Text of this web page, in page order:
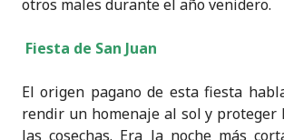
otros males durante el año venidero.
Fiesta de San Juan
El origen pagano de esta fiesta
rendir un homenaje al sol y proteger
las cosechas. Era la noche más